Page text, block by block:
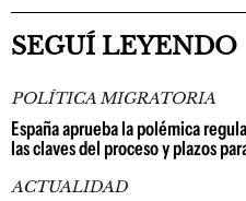
SEGUÍ LEYENDO
POLÍTICA MIGRATORIA
España aprueba la polémica
las claves del proceso y plazos
ACTUALIDAD